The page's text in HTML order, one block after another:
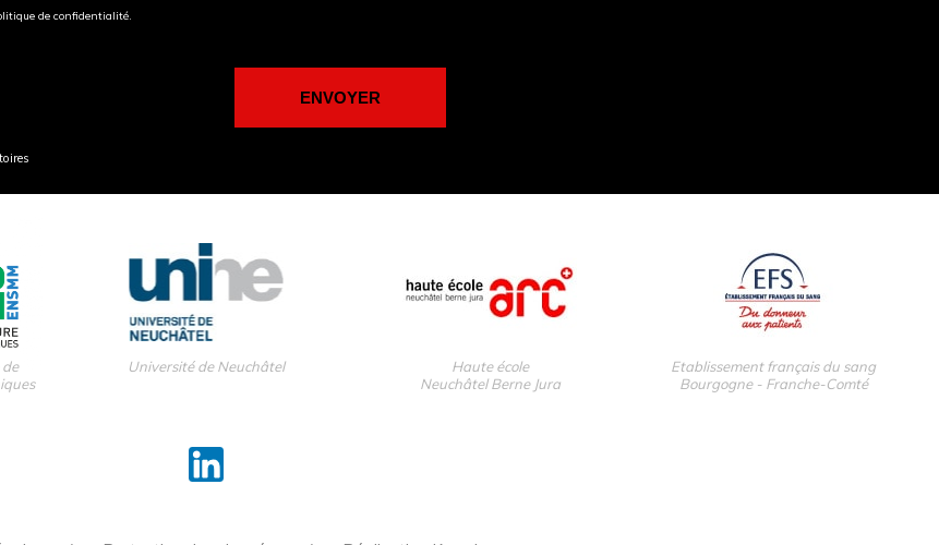
de confidentialité.
Université de Neuchâtel
Haute école
Neuchâtel Berne Jura
Etablissement français du sang
Bourgogne - Franche-Comté